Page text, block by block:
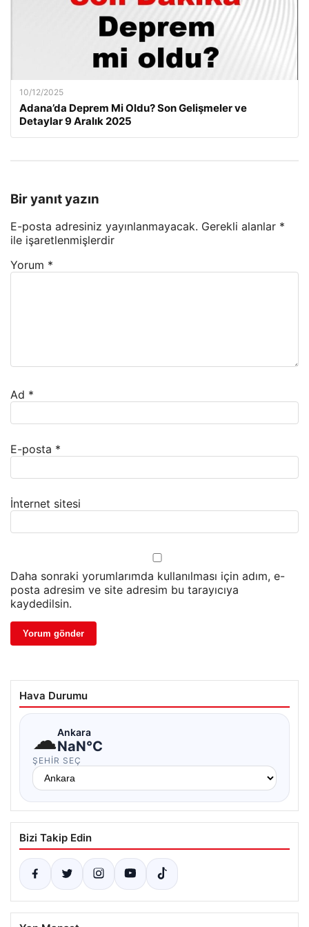
10/12/2025
Adana’da Deprem Mi Oldu? Son Gelişmeler ve
Detaylar 9 Aralık 2025
Bir yanıt yazın
E-posta adresiniz yayınlanmayacak. Gerekli alanlar *
ile işaretlenmişlerdir
Yorum *
Ad *
E-posta *
İnternet sitesi
Daha sonraki yorumlarımda kullanılması için adım, e-
posta adresim ve site adresim bu tarayıcıya
kaydedilsin.
Hava Durumu
☁Ankara
NaN°C
ŞEHIR SEÇ
Bizi Takip Edin